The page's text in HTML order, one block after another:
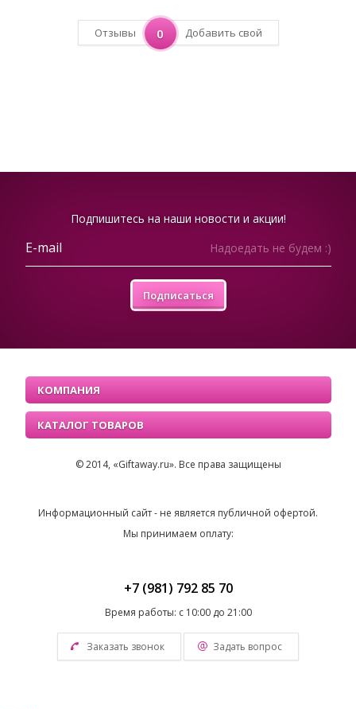
Отзывы 0 Добавить свой
Подпишитесь на наши новости и акции!
Надоедать не будем :)
Подписаться
КОМПАНИЯ
КАТАЛОГ ТОВАРОВ
© 2014, «Giftaway.ru». Все права защищены
Информационный сайт - не является публичной офертой.
Мы принимаем оплату:
+7 (981) 792 85 70
Время работы: с 10:00 до 21:00
Заказать звонок Задать вопрос